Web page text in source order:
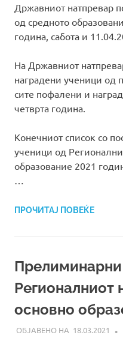
Државниот натпревар
од средното
година, сабота и
На Државниот
наградени ученици од
сите пофалени и
четврта година.
Конечниот список со
ученици од
образование 2021
ПРОЧИТАЈ ПОВЕЌЕ
Прелиминарни
Регионалниот
основно
18.03.2021